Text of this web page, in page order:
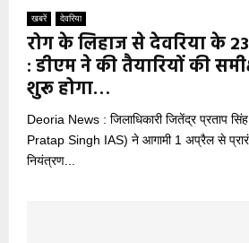
खबरें देवरिया
रोग के लिहाज से देवरिया के
: डीएम ने की तैयारियों की
शुरू होगा…
Deoria News : जिलाधिकारी जितेंद्र प्रताप
Pratap Singh IAS) ने आगामी 1 अप्रैल से प्रारंभ
नियंत्रण...